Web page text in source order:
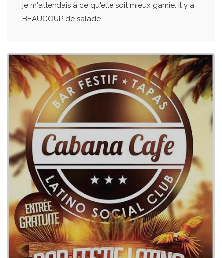
je m'attendais à ce qu'elle soit mieux garnie. Il y a
BEAUCOUP de salade.....